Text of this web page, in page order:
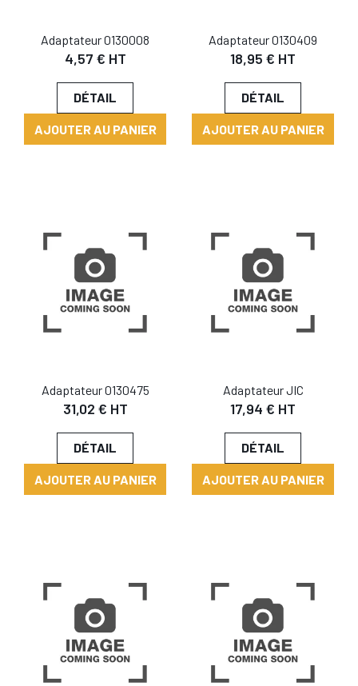
Adaptateur 0130008
4,57 € HT
DÉTAIL
AJOUTER AU PANIER
Adaptateur 0130409
18,95 € HT
DÉTAIL
AJOUTER AU PANIER
Adaptateur 0130475
31,02 € HT
DÉTAIL
AJOUTER AU PANIER
Adaptateur JIC
17,94 € HT
DÉTAIL
AJOUTER AU PANIER